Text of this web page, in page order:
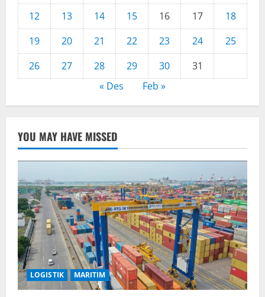
12
13 14 15 16 17
18
19
20 21 22 23 24
25
26
27 28 29 30
31
« Des
Feb »
YOU MAY HAVE MISSED
LOGISTIK MARITIM